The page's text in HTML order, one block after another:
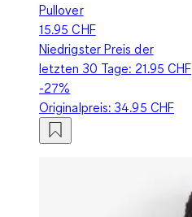
Pullover
15.95 CHF
Niedrigster Preis der
letzten 30 Tage: 21.95 CHF
-27%
Originalpreis:34.95 CHF